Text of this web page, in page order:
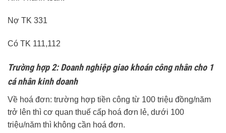
Nợ TK 331
Có TK 111,112
Trường hợp 2: Doanh nghiệp giao khoán công nhân cho 1
cá nhân kinh doanh
Về hoá đơn: trường hợp tiền công từ 100 triệu đồng/năm
trở lên thì cơ quan thuế cấp hoá đơn lẻ, dưới 100
triệu/năm thì không cần hoá đơn.